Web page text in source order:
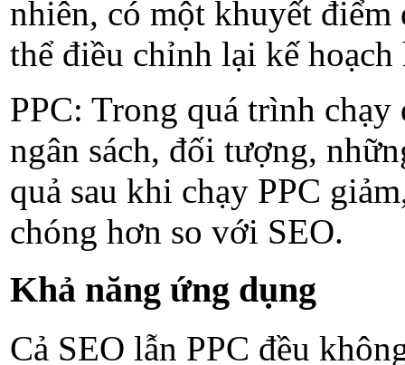
nhiên, có một khuyết điểm
thể điều chỉnh lại kế
PPC: Trong quá trình
ngân sách, đối tượng,
quả sau khi chạy PPC
chóng hơn so với SEO.
Khả năng ứng dụng
Cả SEO lẫn PPC đều